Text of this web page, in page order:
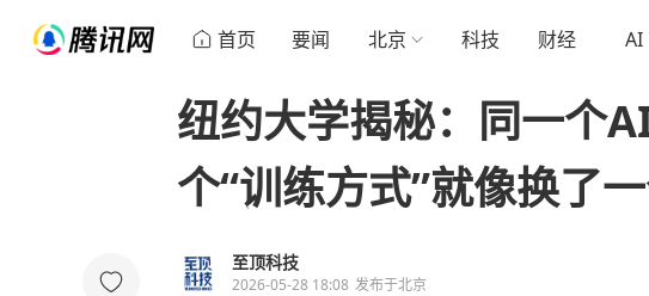
首页 要闻 北京 科技 财经 AI
纽约大学揭秘：同一个
个“训练方式”就像换了一
至顶科技
2026-05-28 18:08 发布于北京